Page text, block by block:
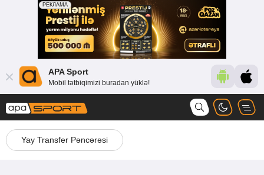
APA Sport
Mobil tətbiqimizi buradan yüklə!
Yay Transfer Pəncərəsi